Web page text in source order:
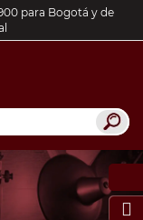
para Bogotá y de
